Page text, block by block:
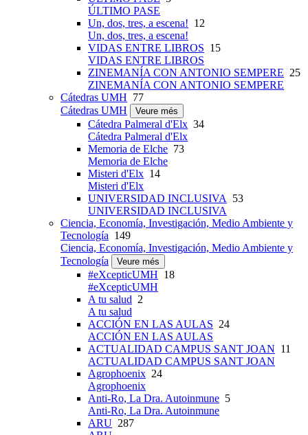
ÚLTIMO PASE
Un, dos, tres, a escena! 12
Un, dos, tres, a escena!
VIDAS ENTRE LIBROS 15
VIDAS ENTRE LIBROS
ZINEMANÍA CON ANTONIO SEMPERE 25
ZINEMANÍA CON ANTONIO SEMPERE
Cátedras UMH 77
Cátedras UMH
Veure més
Cátedra Palmeral d'Elx 34
Cátedra Palmeral d'Elx
Memoria de Elche 73
Memoria de Elche
Misteri d'Elx 14
Misteri d'Elx
UNIVERSIDAD INCLUSIVA
53
UNIVERSIDAD INCLUSIVA
Ciencia, Economía, Investigación, Medio Ambiente y
Tecnología 149
Ciencia, Economía, Investigación, Medio Ambiente y
Tecnología
Veure més
#eXcepticUMH 18
#eXcepticUMH
A tu salud 2
A tu salud
ACCIÓN EN LAS AULAS 24
ACCIÓN EN LAS AULAS
ACTUALIDAD CAMPUS SANT JOAN 11
ACTUALIDAD CAMPUS SANT JOAN
Agrophoenix 24
Agrophoenix
Anti-Ro, La Dra. Autoinmune 5
Anti-Ro, La Dra. Autoinmune
ARU 287